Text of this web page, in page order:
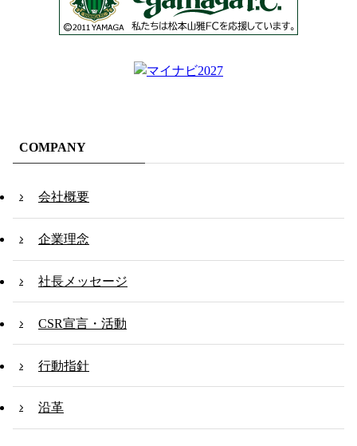
COMPANY
会社概要
企業理念
社長メッセージ
CSR宣言・活動
行動指針
沿革